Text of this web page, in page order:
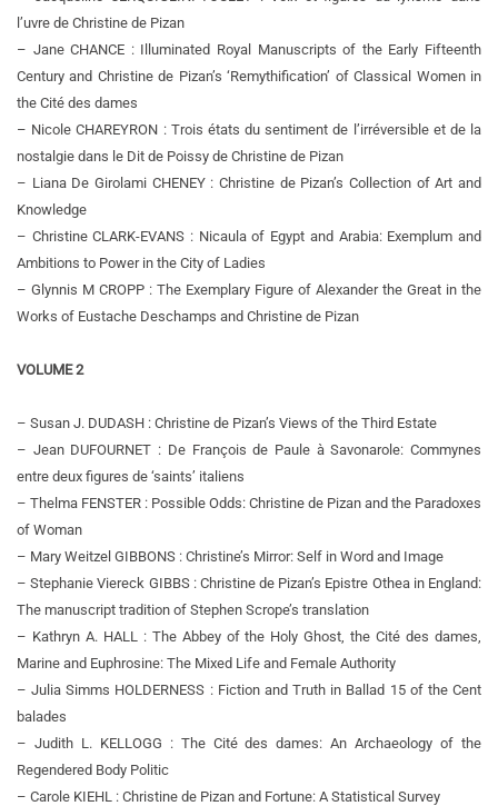
l’uvre de Christine de Pizan
– Jane CHANCE : Illuminated Royal Manuscripts of the Early Fifteenth
Century and Christine de Pizan’s ‘Remythification’ of Classical Women in
the Cité des dames
– Nicole CHAREYRON : Trois états du sentiment de l’irréversible et de la
nostalgie dans le Dit de Poissy de Christine de Pizan
– Liana De Girolami CHENEY : Christine de Pizan’s Collection of Art and
Knowledge
– Christine CLARK-EVANS : Nicaula of Egypt and Arabia: Exemplum and
Ambitions to Power in the City of Ladies
– Glynnis M CROPP : The Exemplary Figure of Alexander the Great in the
Works of Eustache Deschamps and Christine de Pizan
VOLUME 2
– Susan J. DUDASH : Christine de Pizan’s Views of the Third Estate
– Jean DUFOURNET : De François de Paule à Savonarole: Commynes
entre deux figures de ‘saints’ italiens
– Thelma FENSTER : Possible Odds: Christine de Pizan and the Paradoxes
of Woman
– Mary Weitzel GIBBONS : Christine’s Mirror: Self in Word and Image
– Stephanie Viereck GIBBS : Christine de Pizan’s Epistre Othea in England:
The manuscript tradition of Stephen Scrope’s translation
– Kathryn A. HALL : The Abbey of the Holy Ghost, the Cité des dames,
Marine and Euphrosine: The Mixed Life and Female Authority
– Julia Simms HOLDERNESS : Fiction and Truth in Ballad 15 of the Cent
balades
– Judith L. KELLOGG : The Cité des dames: An Archaeology of the
Regendered Body Politic
– Carole KIEHL : Christine de Pizan and Fortune: A Statistical Survey